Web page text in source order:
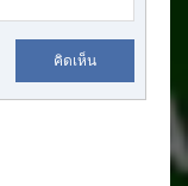
คิดเห็น